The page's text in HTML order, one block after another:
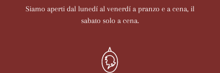
Siamo aperti dal lunedí al venerdí a pranzo e a cena, il
sabato solo a cena.